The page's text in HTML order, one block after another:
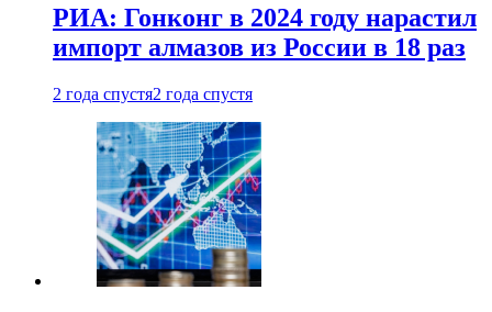
РИА: Гонконг в 2024 году нарастил
импорт алмазов из России в 18 раз
2 года спустя2 года спустя